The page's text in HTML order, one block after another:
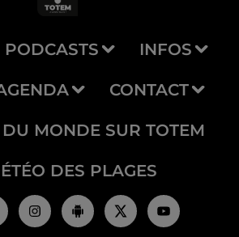
PODCASTS INFOS
CONTACT
MONDE SUR TOTEM
DES PLAGES